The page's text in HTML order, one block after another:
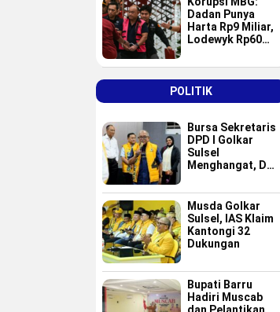
Dadan Punya
Harta Rp9 Miliar,
Lodewyk Rp60
POLITIK
Bursa Sekretaris
DPD I Golkar
Sulsel
Menghangat, Dua
Masuk Radar Tim
Formatur IAS
Musda Golkar
Sulsel, IAS Klaim
Kantongi 32
Dukungan
Bupati Barru
Hadiri Muscab